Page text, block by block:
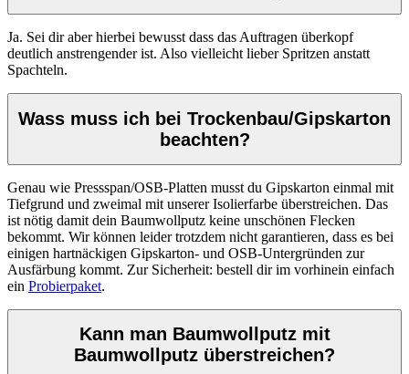
Ja. Sei dir aber hierbei bewusst dass das Auftragen überkopf
deutlich anstrengender ist. Also vielleicht lieber Spritzen anstatt
Spachteln.
Wass muss ich bei Trockenbau/Gipskarton
beachten?
Genau wie Pressspan/OSB-Platten musst du Gipskarton einmal mit
Tiefgrund und zweimal mit unserer Isolierfarbe überstreichen. Das
ist nötig damit dein Baumwollputz keine unschönen Flecken
bekommt. Wir können leider trotzdem nicht garantieren, dass es bei
einigen hartnäckigen Gipskarton- und OSB-Untergründen zur
Ausfärbung kommt. Zur Sicherheit: bestell dir im vorhinein einfach
ein Probierpaket.
Kann man Baumwollputz mit
Baumwollputz überstreichen?